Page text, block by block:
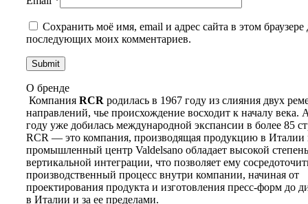
Сохранить моё имя, email и адрес сайта в этом браузере
последующих моих комментариев.
О бренде
Компания RCR родилась в 1967 году из слияния двух
направлений, чье происхождение восходит к началу века.
году уже добилась международной экспансии в более 85
RCR — это компания, производящая продукцию в Италии
промышленный центр Valdelsano обладает высокой
вертикальной интеграции, что позволяет ему
производственный процесс внутри компании, начиная от
проектирования продукта и изготовления пресс-форм до
в Италии и за ее пределами.